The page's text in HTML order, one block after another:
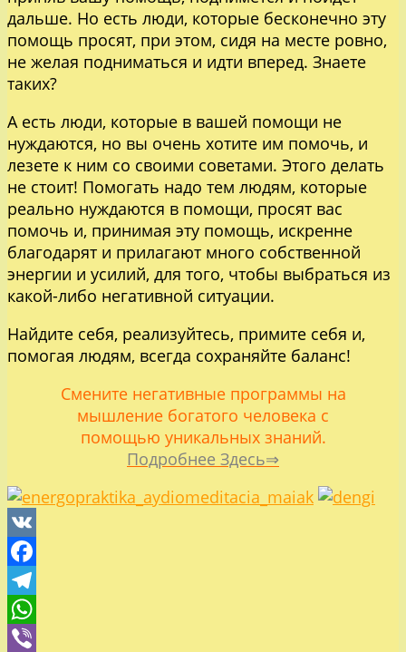
дальше. Но есть люди, которые бесконечно эту
помощь просят, при этом, сидя на месте ровно,
не желая подниматься и идти вперед. Знаете
таких?
А есть люди, которые в вашей помощи не
нуждаются, но вы очень хотите им помочь, и
лезете к ним со своими советами. Этого делать
не стоит! Помогать надо тем людям, которые
реально нуждаются в помощи, просят вас
помочь и, принимая эту помощь, искренне
благодарят и прилагают много собственной
энергии и усилий, для того, чтобы выбраться из
какой-либо негативной ситуации.
Найдите себя, реализуйтесь, примите себя и,
помогая людям, всегда сохраняйте баланс!
Смените негативные программы на
мышление богатого человека с
помощью уникальных знаний.
Подробнее Здесь⇒
VK
Facebook
Telegram
WhatsApp